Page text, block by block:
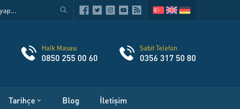
Halk Masası
0850 255 00 60
Sabit Telefon
0356 317 50 80
Tarihçe Blog İletişim